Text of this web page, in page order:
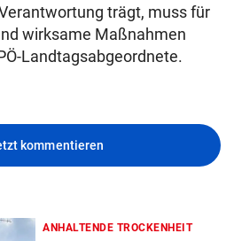
trägt, muss für
wirksame Maßnahmen
Landtagsabgeordnete.
kommentieren
ANHALTENDE TROCKENHEIT